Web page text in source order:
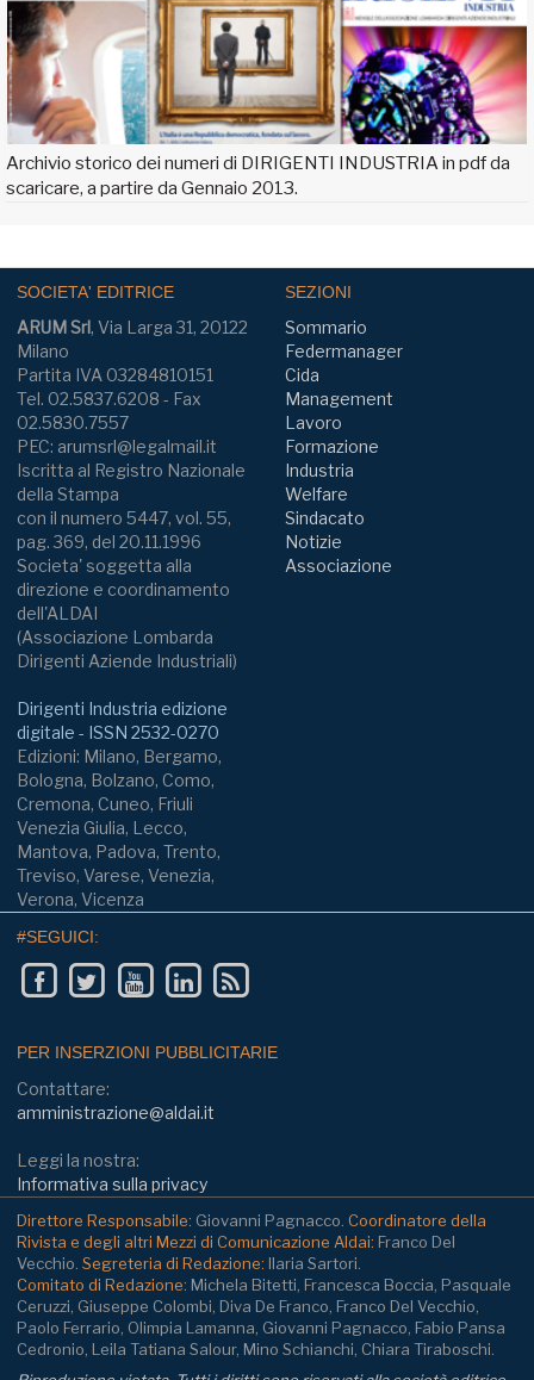
Archivio storico dei numeri di DIRIGENTI INDUSTRIA in pdf da
scaricare, a partire da Gennaio 2013.
SOCIETA' EDITRICE
ARUM Srl, Via Larga 31, 20122
Milano
Partita IVA 03284810151
Tel. 02.5837.6208 - Fax
02.5830.7557
PEC: arumsrl@legalmail.it
Iscritta al Registro Nazionale
della Stampa
con il numero 5447, vol. 55,
pag. 369, del 20.11.1996
Societa' soggetta alla
direzione e coordinamento
dell'ALDAI
(Associazione Lombarda
Dirigenti Aziende Industriali)
Dirigenti Industria edizione
digitale - ISSN 2532-0270
Edizioni: Milano, Bergamo,
Bologna, Bolzano, Como,
Cremona, Cuneo, Friuli
Venezia Giulia, Lecco,
Mantova, Padova, Trento,
Treviso, Varese, Venezia,
Verona, Vicenza
SEZIONI
Sommario
Federmanager
Cida
Management
Lavoro
Formazione
Industria
Welfare
Sindacato
Notizie
Associazione
#SEGUICI:
PER INSERZIONI PUBBLICITARIE
Contattare:
amministrazione@aldai.it
Leggi la nostra:
Informativa sulla privacy
Direttore Responsabile: Giovanni Pagnacco. Coordinatore della
Rivista e degli altri Mezzi di Comunicazione Aldai: Franco Del
Vecchio. Segreteria di Redazione: Ilaria Sartori.
Comitato di Redazione: Michela Bitetti, Francesca Boccia, Pasquale
Ceruzzi, Giuseppe Colombi, Diva De Franco, Franco Del Vecchio,
Paolo Ferrario, Olimpia Lamanna, Giovanni Pagnacco, Fabio Pansa
Cedronio, Leila Tatiana Salour, Mino Schianchi, Chiara Tiraboschi.